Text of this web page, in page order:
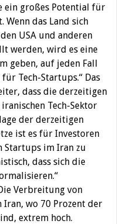
ein großes Potential für
das Land sich
USA und anderen
werden, wird es eine
geben, auf jeden Fall
Tech-Startups.“ Das
dass die derzeitigen
Tech-Sektor
der derzeitigen
ist es für Investoren
Startups im Iran zu
dass sich die
Verbreitung von
wo 70 Prozent der
extrem hoch.